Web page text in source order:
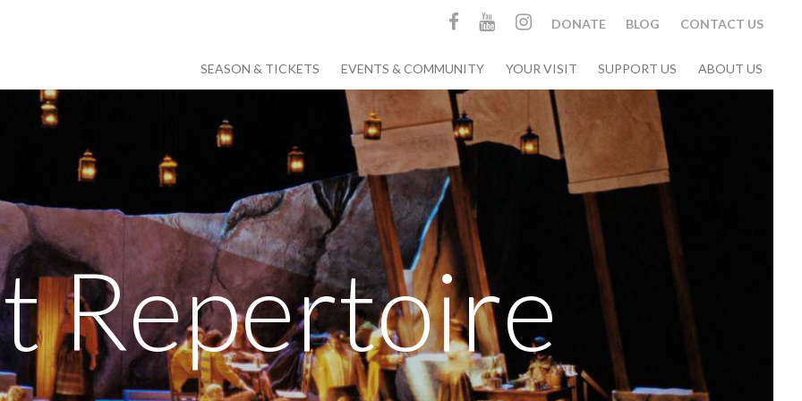
DONATE BLOG CONTACT US
SEASON & TICKETS EVENTS & COMMUNITY YOUR VISIT SUPPORT US ABOUT US
Repertoire